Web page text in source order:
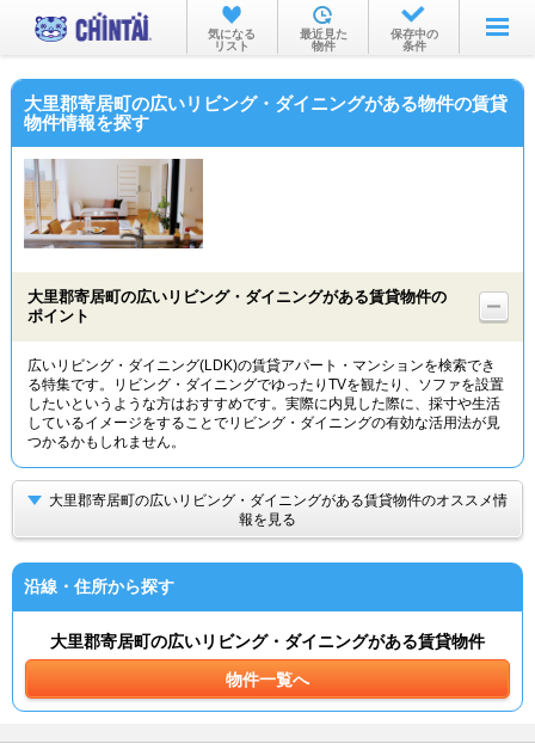
お部屋を探す
沿線・駅から
不動産会社から
気になる
リスト
最近見た
物件
保存中の
条件
大里郡寄居町の広いリビング・ダイニングがある物件の賃貸
物件情報を探す
大里郡寄居町の広いリビング・ダイニングがある賃貸物件の
ポイント
広いリビング・ダイニング(LDK)の賃貸アパート・マンションを検索でき
る特集です。リビング・ダイニングでゆったりTVを観たり、ソファを設置
したいというような方はおすすめです。実際に内見した際に、採寸や生活
しているイメージをすることでリビング・ダイニングの有効な活用法が見
つかるかもしれません。
大里郡寄居町の広いリビング・ダイニングがある賃貸物件のオススメ情
報を見る
沿線・住所から探す
大里郡寄居町の広いリビング・ダイニングがある賃貸物件
物件一覧へ